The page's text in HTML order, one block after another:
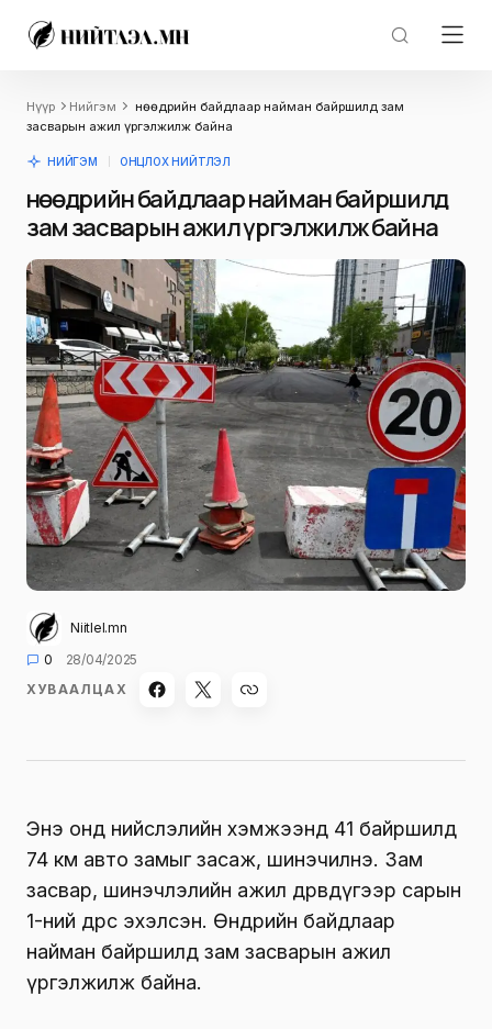
Нүүр Нийгэм
Өнөөдрийн байдлаар найман байршилд зам
засварын ажил үргэлжилж байна
НИЙГЭМ ОНЦЛОХ НИЙТЛЭЛ
Өнөөдрийн байдлаар найман байршилд
зам засварын ажил үргэлжилж байна
Niitlel.mn
0
28/04/2025
ХУВААЛЦАХ
Энэ онд нийслэлийн хэмжээнд 41 байршилд
74 км авто замыг засаж, шинэчилнэ. Зам
засвар, шинэчлэлийн ажил дөрөвдүгээр сарын
1-ний өдрөөс эхэлсэн. Өнөөдрийн байдлаар
найман байршилд зам засварын ажил
үргэлжилж байна.